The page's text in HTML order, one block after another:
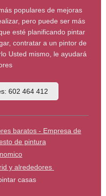
populares de mejoras
pero puede ser más
esté planificando pintar
contratar a un pintor de
Usted mismo, le ayudará
602 464 412
baratos - Empresa de
de pintura
y alrededores
casas